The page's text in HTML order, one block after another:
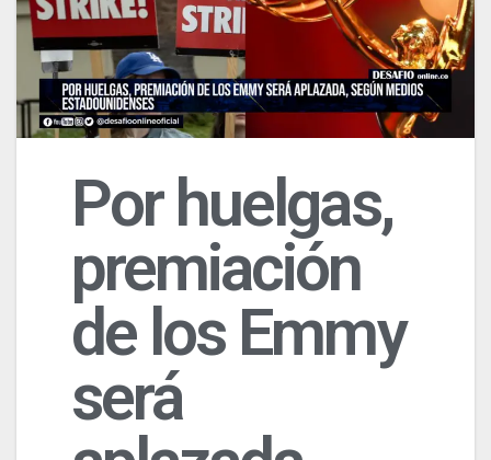
Por huelgas,
premiación
de los Emmy
será